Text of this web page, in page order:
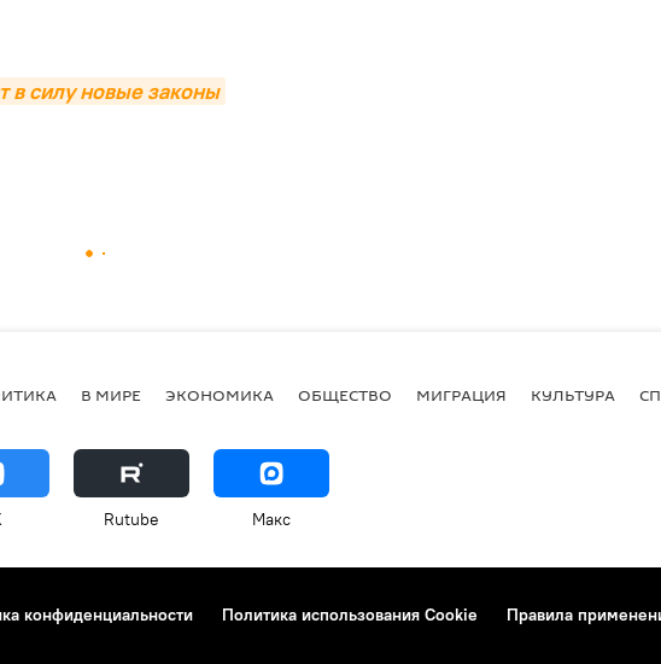
в силу новые законы
В МИРЕ ЭКОНОМИКА ОБЩЕСТВО МИГРАЦИЯ КУЛЬТУРА
Rutube Макс
конфиденциальности Политика использования Cookie
Правила